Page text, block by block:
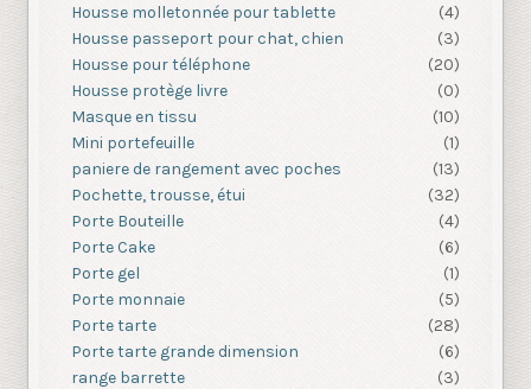
Housse molletonnée pour tablette
(4)
Housse passeport pour chat, chien
(3)
Housse pour téléphone
(20)
Housse protège livre
(0)
Masque en tissu
(10)
Mini portefeuille
(1)
paniere de rangement avec poches
(13)
Pochette, trousse, étui
(32)
Porte Bouteille
(4)
Porte Cake
(6)
Porte gel
(1)
Porte monnaie
(5)
Porte tarte
(28)
Porte tarte grande dimension
(6)
range barrette
(3)